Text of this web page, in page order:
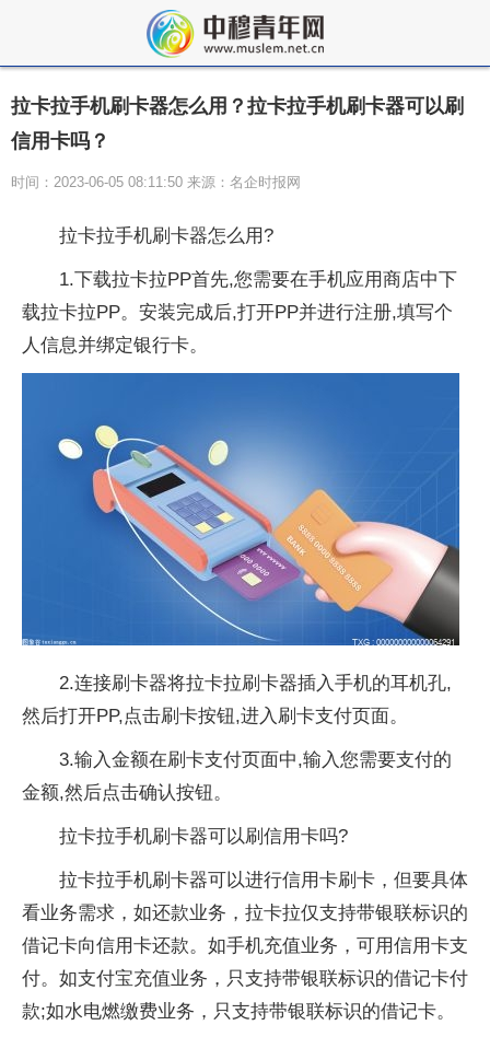
拉卡拉手机刷卡器怎么用？拉卡拉手机刷卡器可以刷
信用卡吗？
时间：2023-06-05 08:11:50 来源：名企时报网
拉卡拉手机刷卡器怎么用?
1.下载拉卡拉PP首先,您需要在手机应用商店中下
载拉卡拉PP。安装完成后,打开PP并进行注册,填写个
人信息并绑定银行卡。
2.连接刷卡器将拉卡拉刷卡器插入手机的耳机孔,
然后打开PP,点击刷卡按钮,进入刷卡支付页面。
3.输入金额在刷卡支付页面中,输入您需要支付的
金额,然后点击确认按钮。
拉卡拉手机刷卡器可以刷信用卡吗?
拉卡拉手机刷卡器可以进行信用卡刷卡，但要具体
看业务需求，如还款业务，拉卡拉仅支持带银联标识的
借记卡向信用卡还款。如手机充值业务，可用信用卡支
付。如支付宝充值业务，只支持带银联标识的借记卡付
款;如水电燃缴费业务，只支持带银联标识的借记卡。